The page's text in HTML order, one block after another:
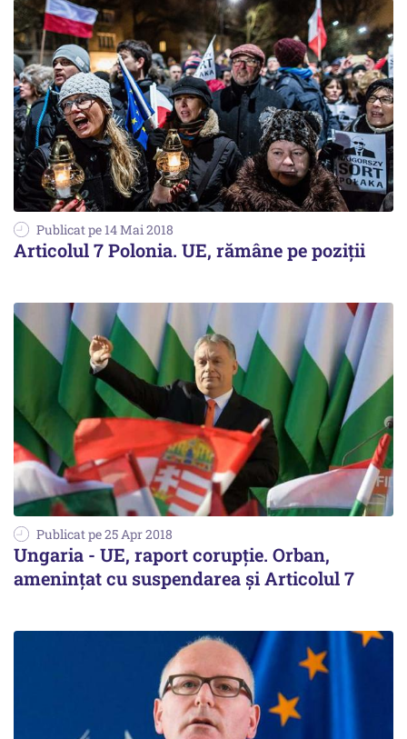
Publicat pe 14 Mai 2018
Articolul 7 Polonia. UE, rămâne pe poziții
Publicat pe 25 Apr 2018
Ungaria - UE, raport corupție. Orban,
amenințat cu suspendarea și Articolul 7